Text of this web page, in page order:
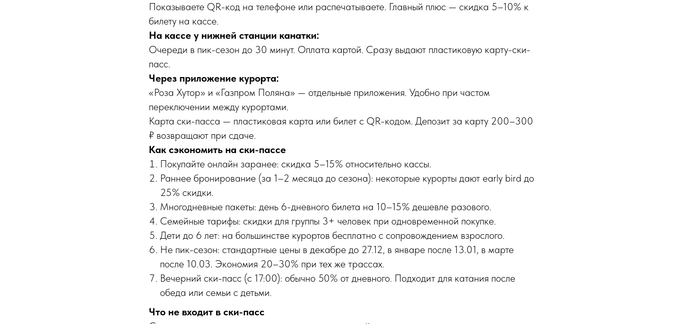
Показываете QR-код на телефоне или распечатываете. Главный плюс — скидка 5–10% к
билету на кассе.
На кассе у нижней станции канатки:
Очереди в пик-сезон до 30 минут. Оплата картой. Сразу выдают пластиковую карту-ски-
пасс.
Через приложение курорта:
«Роза Хутор» и «Газпром Поляна» — отдельные приложения. Удобно при частом
переключении между курортами.
Карта ски-пасса — пластиковая карта или билет с QR-кодом. Депозит за карту 200–300
₽ возвращают при сдаче.
Как сэкономить на ски-пассе
Покупайте онлайн заранее: скидка 5–15% относительно кассы.
Раннее бронирование (за 1–2 месяца до сезона): некоторые курорты дают early bird до
25% скидки.
Многодневные пакеты: день 6-дневного билета на 10–15% дешевле разового.
Семейные тарифы: скидки для группы 3+ человек при одновременной покупке.
Дети до 6 лет: на большинстве курортов бесплатно с сопровождением взрослого.
Не пик-сезон: стандартные цены в декабре до 27.12, в январе после 13.01, в марте
после 10.03. Экономия 20–30% при тех же трассах.
Вечерний ски-пасс (с 17:00): обычно 50% от дневного. Подходит для катания после
обеда или семьи с детьми.
Что не входит в ски-пасс